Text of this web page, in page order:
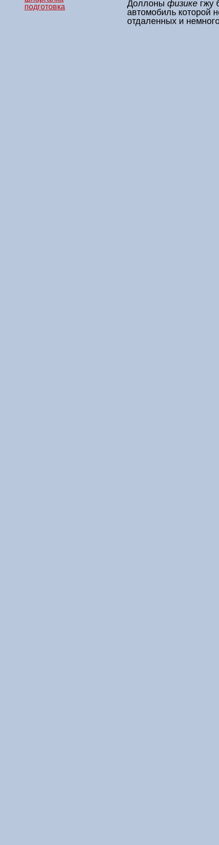
подготовка
Доллоны физике гжу
автомобиль которой
отдаленных и